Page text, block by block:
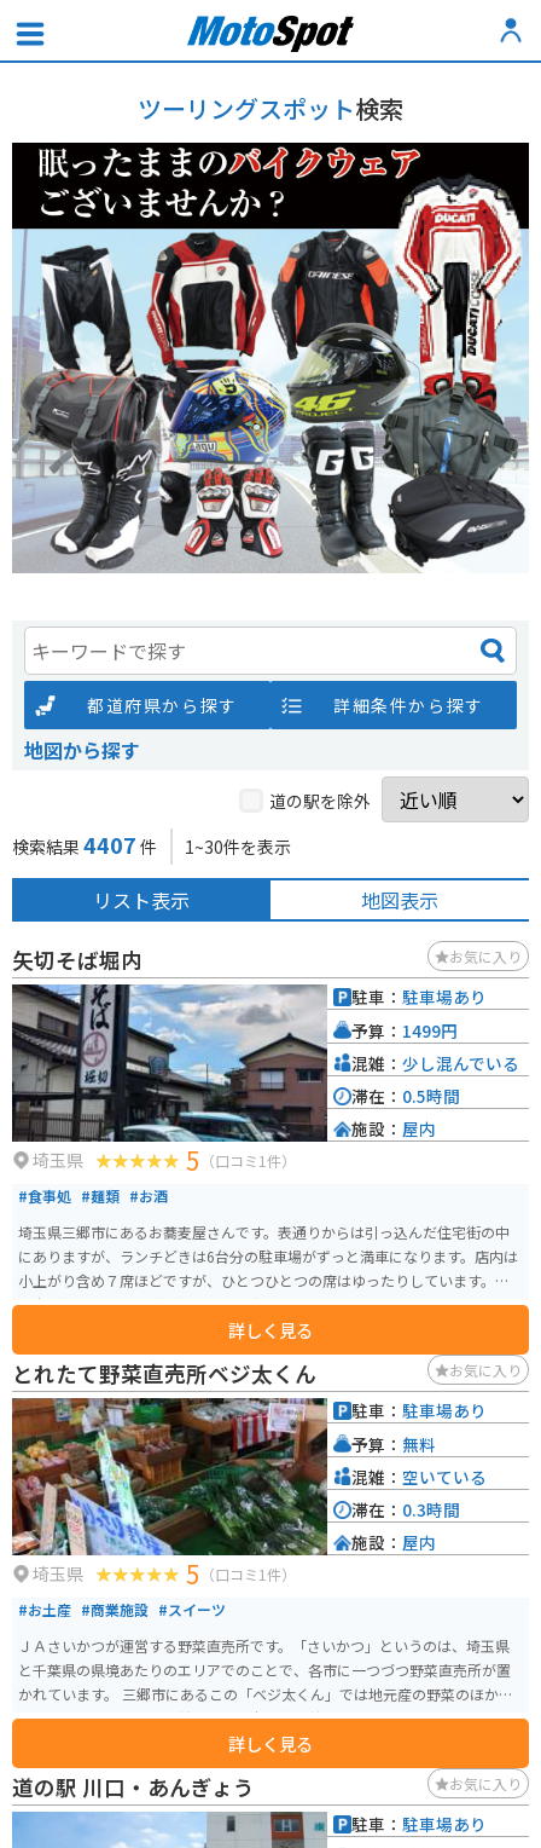
ツーリングスポット検索
都道府県から探す 詳細条件から探す
地図から探す
道の駅を除外
検索結果 4407 件 1~30件を表示
リスト表示 地図表示
矢切そば堀内 お気に入り
埼玉県 5 （口コミ1件）
#食事処 #麺類 #お酒
埼玉県三郷市にあるお蕎麦屋さんです。表通りからは引っ込んだ住宅街の中
にありますが、ランチどきは6台分の駐車場がずっと満車になります。店内は
小上がり含め７席ほどですが、ひとつひとつの席はゆったりしています。漫
画本が置いてあるなど、気取らない庶民的なお店です。
詳しく見る
駐車： 駐車場あり
予算： 1499円
混雑： 少し混んでいる
滞在： 0.5時間
施設： 屋内
とれたて野菜直売所ベジ太くん お気に入り
埼玉県 5 （口コミ1件）
#お土産 #商業施設 #スイーツ
ＪＡさいかつが運営する野菜直売所です。「さいかつ」というのは、埼玉県
と千葉県の県境あたりのエリアでのことで、各市に一つづつ野菜直売所が置
かれています。 三郷市にあるこの「ベジ太くん」では地元産の野菜のほか
に、他県の野菜・お茶・煎餅・もち米・花の苗などが販売されています。野
菜は午後になると売り切れてしまうものもあるので、買い物に行くなら午前
中の方がよいかも知れません。 野菜以外の食材も販売されていますので、食
料品の買い出しにも使えます。店内はそれほど広くはないですが、普通のス
ーパーには置いていなそうな自家製のお餅なども売られていて、ちょっと面
詳しく見る
駐車： 駐車場あり
予算： 無料
混雑： 空いている
滞在： 0.3時間
施設： 屋内
道の駅 川口・あんぎょう お気に入り
駐車： 駐車場あり